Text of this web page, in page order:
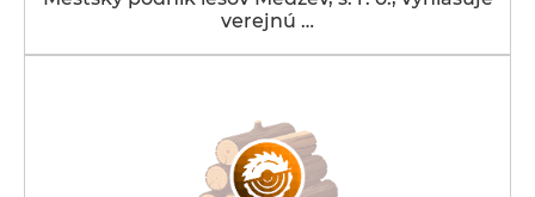
verejnú …